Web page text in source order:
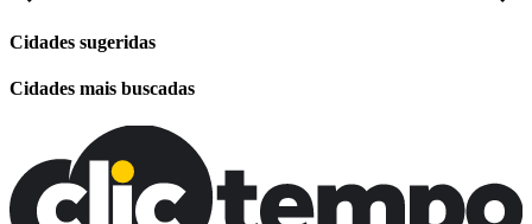
Cidades sugeridas
Cidades mais buscadas